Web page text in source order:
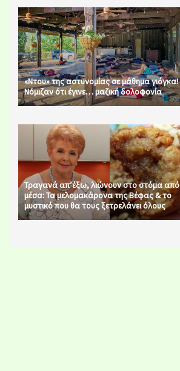
«Ντου» της αστυνομίας σε μάθημα γιόγκα!
Νόμιζαν ότι έγινε… μαζική δολοφονία
Τραγανά απ’έξω, λιώνουν στο στόμα από
μέσα: Τα μελομακάρονα της Βέφας & το
μυστικό που θα τους ξετρελάνει όλους